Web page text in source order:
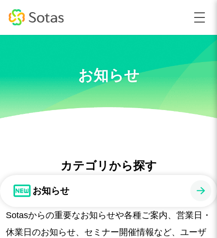
お知らせ
カテゴリから探す
お知らせ
Sotasからの重要なお知らせや各種ご案内、営業日・
休業日のお知らせ、セミナー開催情報など、ユーザ